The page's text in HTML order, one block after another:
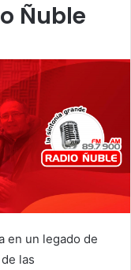
Ñuble
en un legado de
las